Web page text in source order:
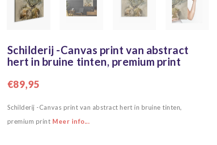
Schilderij -Canvas print van abstract
hert in bruine tinten, premium print
€89,95
Schilderij -Canvas print van abstract hert in bruine tinten,
premium print Meer info...